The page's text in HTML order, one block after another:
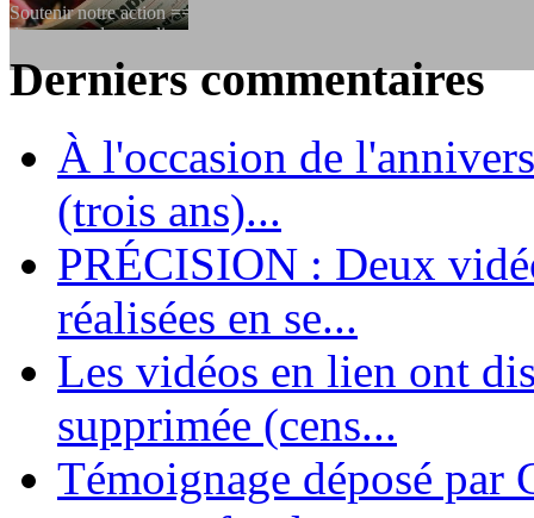
Soutenir notre action ==> Si vous souhaitez adhérer à
dessous, en le remplissant et en...
En 2004, une dizaine de personnes contribuèrent au lancement de
dernières années. L'aventure se pou...
Derniers commentaires
À l'occasion de
(trois ans)...
PRÉCISION : Deux
réalisées en se...
Les vidéos en lien ont
supprimée (cens...
Témoignage déposé par